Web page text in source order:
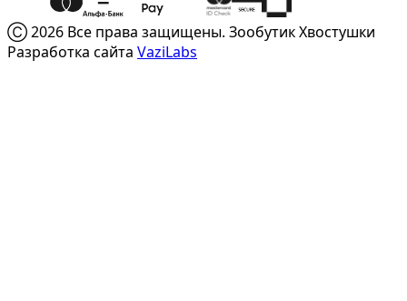
Ⓒ 2026 Все права защищены. Зообутик Хвостушки
Разработка сайта VaziLabs